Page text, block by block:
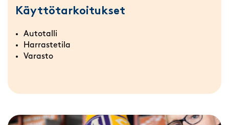
Käyttötarkoitukset
Autotalli
Harrastetila
Varasto